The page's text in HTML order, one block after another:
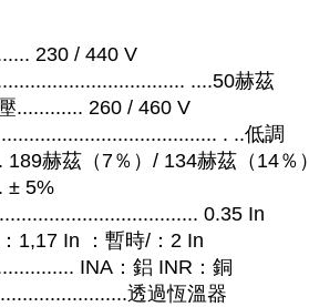
230 / 440 V
....50赫茲
............ 260 / 460 V
. ..低調
赫茲（7％）/ 134赫茲（14％）
± 5%
0.35 In
1,17 In ：暫時/：2 In
INA：鋁 INR：銅
透過恆溫器